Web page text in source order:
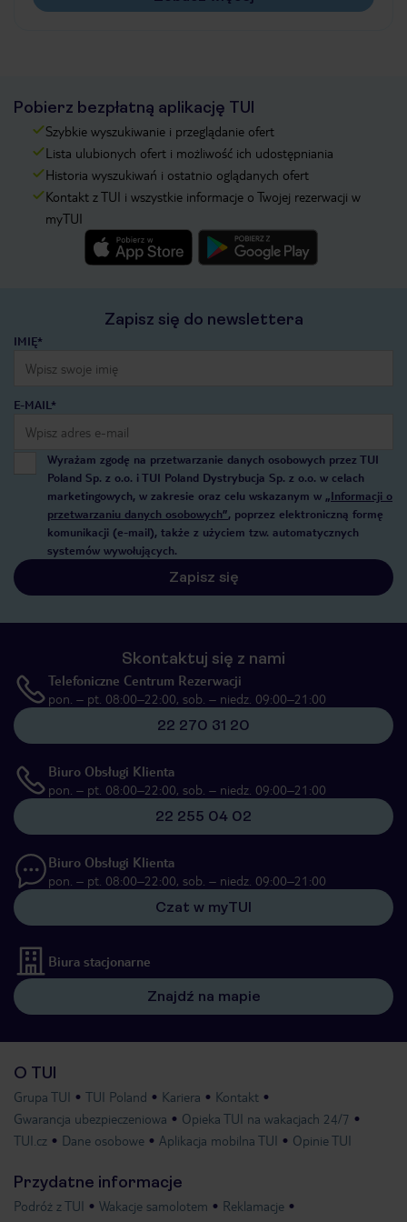
Pobierz bezpłatną aplikację TUI
Szybkie wyszukiwanie i przeglądanie ofert
Lista ulubionych ofert i możliwość ich udostępniania
Historia wyszukiwań i ostatnio oglądanych ofert
Kontakt z TUI i wszystkie informacje o Twojej rezerwacji w
myTUI
Zapisz się do newslettera
IMIĘ*
E-MAIL*
Wyrażam zgodę na przetwarzanie danych osobowych przez TUI
Poland Sp. z o.o. i TUI Poland Dystrybucja Sp. z o.o. w celach
marketingowych, w zakresie oraz celu wskazanym w „Informacji o
przetwarzaniu danych osobowych”, poprzez elektroniczną formę
komunikacji (e-mail), także z użyciem tzw. automatycznych
systemów wywołujących.
Zapisz się
Skontaktuj się z nami
Telefoniczne Centrum Rezerwacji
pon. – pt. 08:00–22:00, sob. – niedz. 09:00–21:00
22 270 31 20
Biuro Obsługi Klienta
pon. – pt. 08:00–22:00, sob. – niedz. 09:00–21:00
22 255 04 02
Biuro Obsługi Klienta
pon. – pt. 08:00–22:00, sob. – niedz. 09:00–21:00
Czat w myTUI
Biura stacjonarne
Znajdź na mapie
O TUI
Grupa TUI TUI Poland Kariera
Kontakt
Gwarancja ubezpieczeniowa
Opieka TUI na wakacjach 24/7
TUI.cz
Dane osobowe Aplikacja mobilna TUI Opinie TUI
Przydatne informacje
Podróż z TUI Wakacje samolotem
Reklamacje